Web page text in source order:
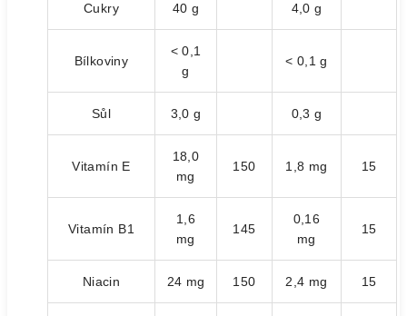
Cukry 40 g 4,0 g
Bílkoviny
< 0,1
g
< 0,1 g
Sůl 3,0 g 0,3 g
Vitamín E
18,0
mg
150 1,8 mg 15
Vitamín B1
1,6
mg
145
0,16
mg
15
Niacin 24 mg 150 2,4 mg 15